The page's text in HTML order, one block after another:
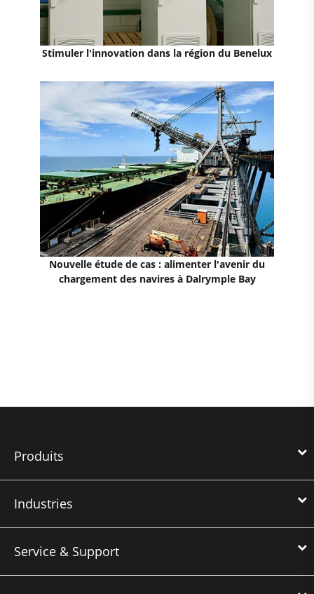
Stimuler l'innovation dans la région du Benelux
Nouvelle étude de cas : alimenter l'avenir du
chargement des navires à Dalrymple Bay
Produits
Industries
Service & Support